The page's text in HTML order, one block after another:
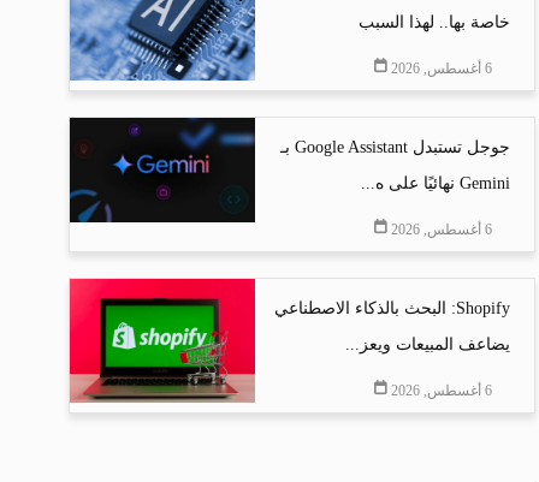
خاصة بها.. لهذا السبب
6 أغسطس, 2026
جوجل تستبدل Google Assistant بـ
Gemini نهائيًا على ه...
6 أغسطس, 2026
Shopify: البحث بالذكاء الاصطناعي
يضاعف المبيعات ويعز...
6 أغسطس, 2026